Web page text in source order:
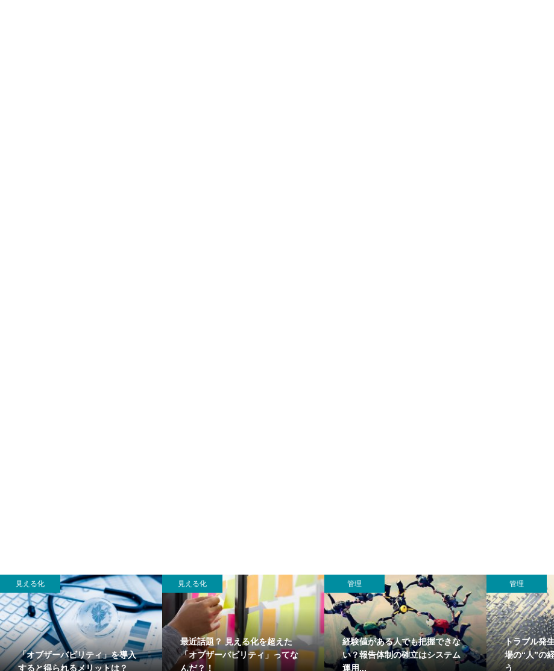
見える化
「オブザーバビリティ」を導入
すると得られるメリットは？
見える化
最近話題？ 見える化を超えた
「オブザーバビリティ」ってな
んだ？！
管理
経験値がある人でも把握できな
い？報告体制の確立はシステム
運用...
管理
トラブル発
場の“人”の
う